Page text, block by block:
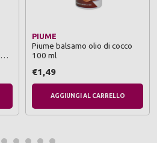
PIUME
Piume balsamo olio di cocco
100 ml
€1,49
AGGIUNGI AL CARRELLO